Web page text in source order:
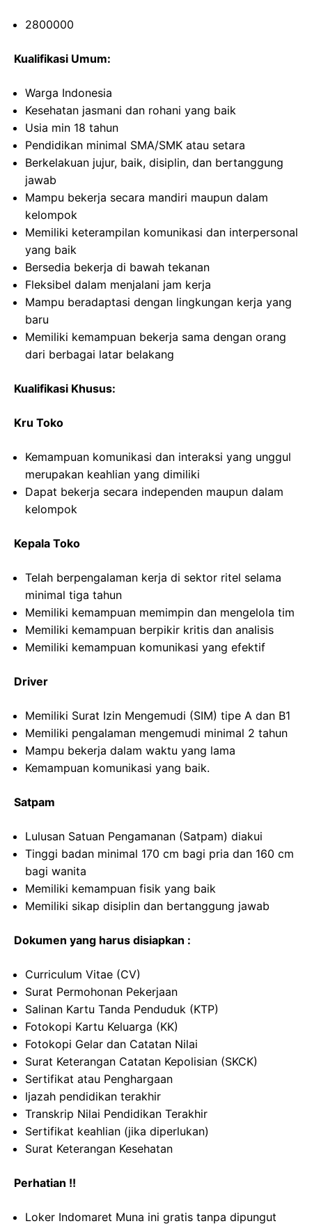
2800000
Kualifikasi Umum:
Warga Indonesia
Kesehatan jasmani dan rohani yang baik
Usia min 18 tahun
Pendidikan minimal SMA/SMK atau setara
Berkelakuan jujur, baik, disiplin, dan bertanggung
jawab
Mampu bekerja secara mandiri maupun dalam
kelompok
Memiliki keterampilan komunikasi dan interpersonal
yang baik
Bersedia bekerja di bawah tekanan
Fleksibel dalam menjalani jam kerja
Mampu beradaptasi dengan lingkungan kerja yang
baru
Memiliki kemampuan bekerja sama dengan orang
dari berbagai latar belakang
Kualifikasi Khusus:
Kru Toko
Kemampuan komunikasi dan interaksi yang unggul
merupakan keahlian yang dimiliki
Dapat bekerja secara independen maupun dalam
kelompok
Kepala Toko
Telah berpengalaman kerja di sektor ritel selama
minimal tiga tahun
Memiliki kemampuan memimpin dan mengelola tim
Memiliki kemampuan berpikir kritis dan analisis
Memiliki kemampuan komunikasi yang efektif
Driver
Memiliki Surat Izin Mengemudi (SIM) tipe A dan B1
Memiliki pengalaman mengemudi minimal 2 tahun
Mampu bekerja dalam waktu yang lama
Kemampuan komunikasi yang baik.
Satpam
Lulusan Satuan Pengamanan (Satpam) diakui
Tinggi badan minimal 170 cm bagi pria dan 160 cm
bagi wanita
Memiliki kemampuan fisik yang baik
Memiliki sikap disiplin dan bertanggung jawab
Dokumen yang harus disiapkan :
Curriculum Vitae (CV)
Surat Permohonan Pekerjaan
Salinan Kartu Tanda Penduduk (KTP)
Fotokopi Kartu Keluarga (KK)
Fotokopi Gelar dan Catatan Nilai
Surat Keterangan Catatan Kepolisian (SKCK)
Sertifikat atau Penghargaan
Ijazah pendidikan terakhir
Transkrip Nilai Pendidikan Terakhir
Sertifikat keahlian (jika diperlukan)
Surat Keterangan Kesehatan
Perhatian !!
Loker Indomaret Muna ini gratis tanpa dipungut